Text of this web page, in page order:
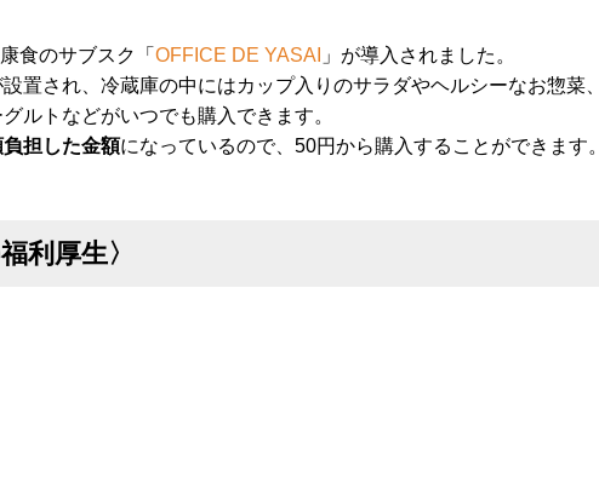
食のサブスク「 OFFICE DE YASAI 」が導入されました。
置され、冷蔵庫の中にはカップ入りのサラダやヘルシーなお惣菜、
ルトなどがいつでも購入できます。
担した金額になっているので、50円から購入することができます。
利厚生〉